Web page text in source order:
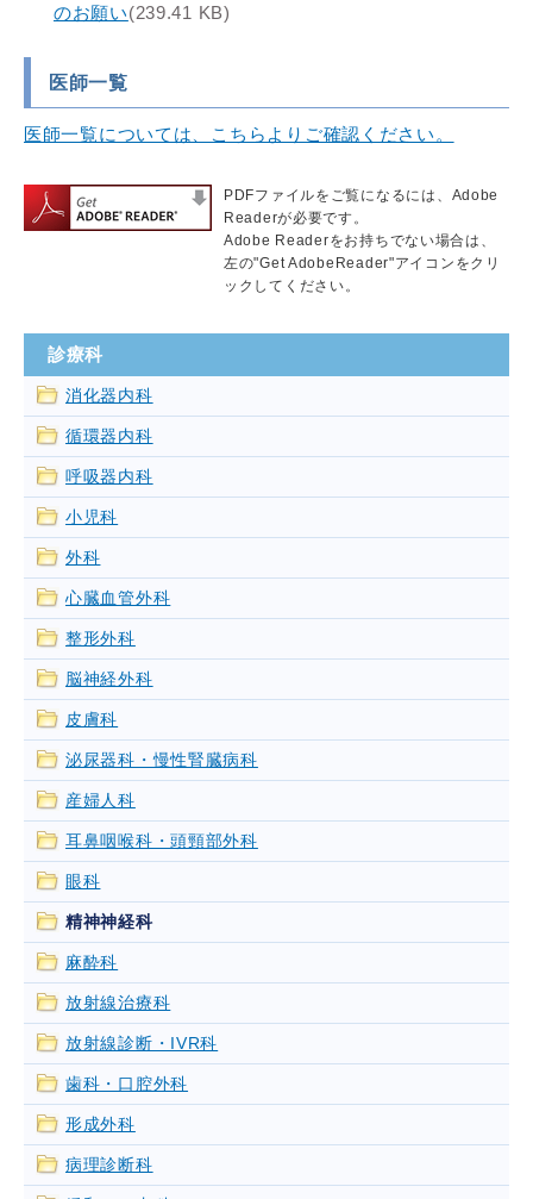
のお願い(239.41 KB)
医師一覧
医師一覧については、こちらよりご確認ください。
PDFファイルをご覧になるには、Adobe
Readerが必要です。
Adobe Readerをお持ちでない場合は、
左の"Get AdobeReader"アイコンをクリ
ックしてください。
診療科
消化器内科
循環器内科
呼吸器内科
小児科
外科
心臓血管外科
整形外科
脳神経外科
皮膚科
泌尿器科・慢性腎臓病科
産婦人科
耳鼻咽喉科・頭頸部外科
眼科
精神神経科
麻酔科
放射線治療科
放射線診断・IVR科
歯科・口腔外科
形成外科
病理診断科